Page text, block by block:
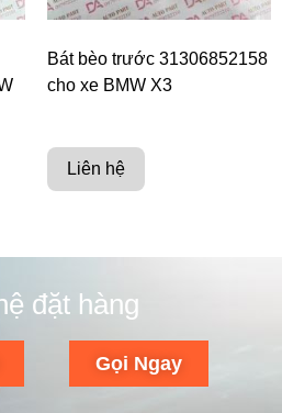
Bát bèo trước 31306852158
cho xe BMW X3
Liên hệ
đặt hàng
Gọi Ngay